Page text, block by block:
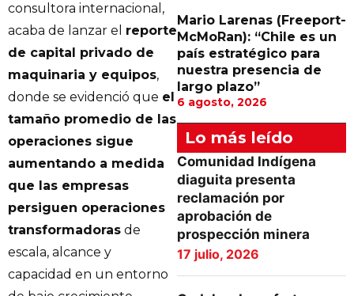
consultora internacional,
acaba de lanzar el reporte
de capital privado de
maquinaria y equipos,
donde se evidenció que el
tamaño promedio de las
operaciones sigue
aumentando a medida
que las empresas
persiguen operaciones
transformadoras de
escala, alcance y
capacidad en un entorno
Mario Larenas (Freeport-
McMoRan): “Chile es un
país estratégico para
nuestra presencia de
largo plazo”
6 agosto, 2026
Lo más leído
Comunidad Indígena
diaguita presenta
reclamación por
aprobación de
prospección minera
17 julio, 2026